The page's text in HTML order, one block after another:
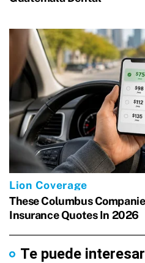
Te puede interesar